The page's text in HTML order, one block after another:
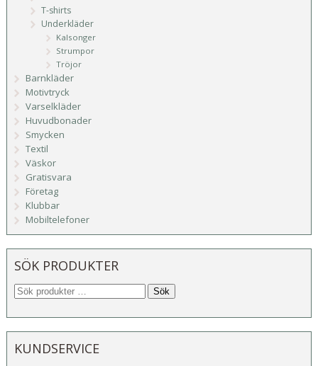
T-shirts
Underkläder
Kalsonger
Strumpor
Tröjor
Barnkläder
Motivtryck
Varselkläder
Huvudbonader
Smycken
Textil
Väskor
Gratisvara
Företag
Klubbar
Mobiltelefoner
SÖK PRODUKTER
Sök
KUNDSERVICE